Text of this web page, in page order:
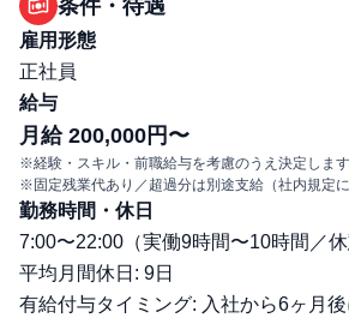
条件・待遇
雇用形態
正社員
給与
月給 200,000円〜
※経験・スキル・前職給与を考慮のうえ決定します
※固定残業代あり／超過分は別途支給（社内規定に
勤務時間・休日
7:00〜22:00（実働9時間〜10時間／休
平均月間休日: 9日
有給付与タイミング: 入社から6ヶ月